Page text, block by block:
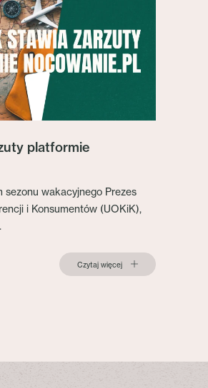
platformie
sezonu wakacyjnego Prezes
i Konsumentów (UOKiK),
Czytaj więcej